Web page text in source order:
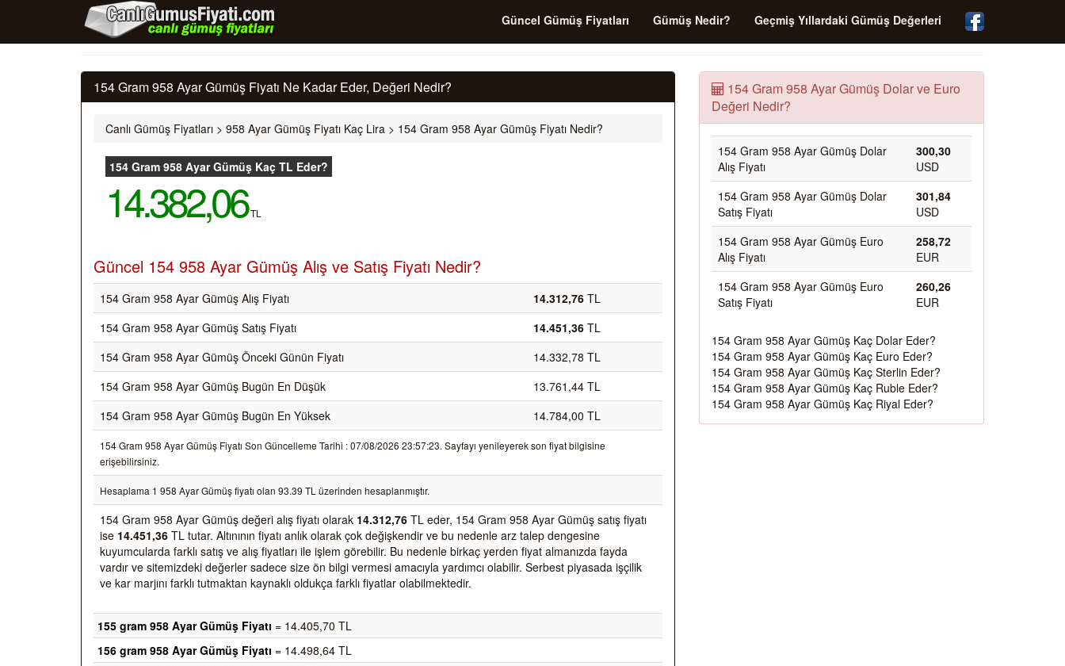
Güncel Gümüş Fiyatları Gümüş Nedir? Geçmiş Yıllardaki Gümüş Değerleri
154 Gram 958 Ayar Gümüş Fiyatı Ne Kadar Eder, Değeri Nedir?
Canlı Gümüş Fiyatları > 958 Ayar Gümüş Fiyatı Kaç Lira > 154 Gram 958 Ayar Gümüş Fiyatı Nedir?
154 Gram 958 Ayar Gümüş Kaç TL Eder?
14.382,06 TL
Güncel 154 958 Ayar Gümüş Alış ve Satış Fiyatı Nedir?
154 Gram 958 Ayar Gümüş Alış Fiyatı 14.312,76 TL
154 Gram 958 Ayar Gümüş Satış Fiyatı
14.451,36 TL
154 Gram 958 Ayar Gümüş Önceki Günün Fiyatı
14.332,78 TL
154 Gram 958 Ayar Gümüş Bugün En Düşük
13.761,44 TL
154 Gram 958 Ayar Gümüş Bugün En Yüksek
14.784,00 TL
154 Gram 958 Ayar Gümüş Fiyatı Son Güncelleme Tarihi : 07/08/2026 23:57:23. Sayfayı yenileyerek son fiyat bilgisine
erişebilirsiniz.
Hesaplama 1 958 Ayar Gümüş fiyatı olan 93.39 TL üzerinden hesaplanmıştır.
154 Gram 958 Ayar Gümüş değeri alış fiyatı olarak 14.312,76 TL eder, 154 Gram 958 Ayar Gümüş satış fiyatı
ise 14.451,36 TL tutar. Altınının fiyatı anlık olarak çok değişkendir ve bu nedenle arz talep dengesine
kuyumcularda farklı satış ve alış fiyatları ile işlem görebilir. Bu nedenle birkaç yerden fiyat almanızda fayda
vardır ve sitemizdeki değerler sadece size ön bilgi vermesi amacıyla yardımcı olabilir. Serbest piyasada işçilik
ve kar marjını farklı tutmaktan kaynaklı oldukça farklı fiyatlar olabilmektedir.
155 gram 958 Ayar Gümüş Fiyatı = 14.405,70 TL
156 gram 958 Ayar Gümüş Fiyatı = 14.498,64 TL
154 Gram 958 Ayar Gümüş Dolar ve Euro
Değeri Nedir?
154 Gram 958 Ayar Gümüş Dolar
Alış Fiyatı
300,30
USD
154 Gram 958 Ayar Gümüş Dolar
Satış Fiyatı
301,84
USD
154 Gram 958 Ayar Gümüş Euro
Alış Fiyatı
258,72
EUR
154 Gram 958 Ayar Gümüş Euro
Satış Fiyatı
260,26
EUR
154 Gram 958 Ayar Gümüş Kaç Dolar Eder?
154 Gram 958 Ayar Gümüş Kaç Euro Eder?
154 Gram 958 Ayar Gümüş Kaç Sterlin Eder?
154 Gram 958 Ayar Gümüş Kaç Ruble Eder?
154 Gram 958 Ayar Gümüş Kaç Riyal Eder?